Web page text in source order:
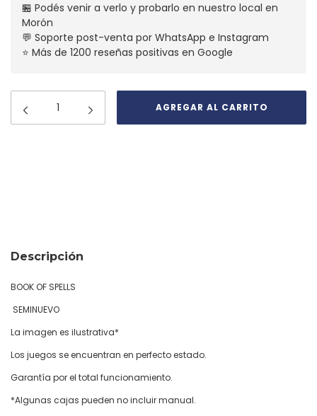
🏪 Podés venir a verlo y probarlo en nuestro local en
Morón
💬 Soporte post-venta por WhatsApp e Instagram
⭐ Más de 1200 reseñas positivas en Google
Descripción
BOOK OF SPELLS
SEMINUEVO
La imagen es ilustrativa*
Los juegos se encuentran en perfecto estado.
Garantía por el total funcionamiento.
*Algunas cajas pueden no incluir manual.